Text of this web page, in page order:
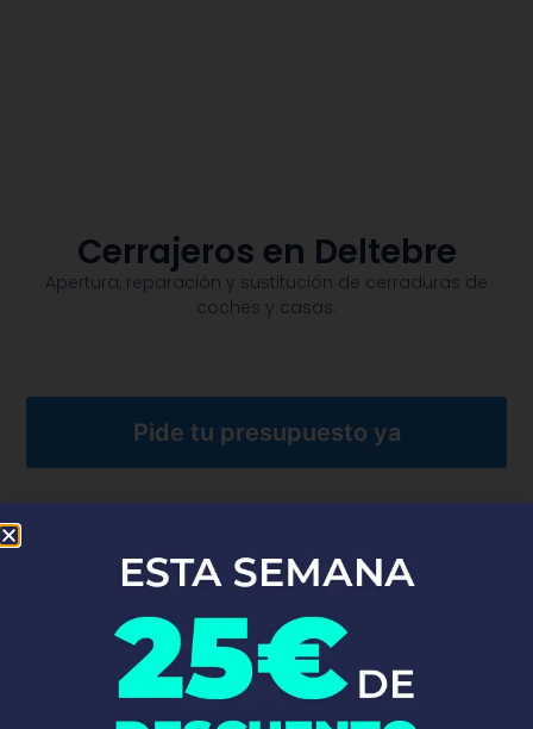
Cerrajeros en Deltebre
Apertura, reparación y sustitución de cerraduras de
coches y casas.​
Pide tu presupuesto ya